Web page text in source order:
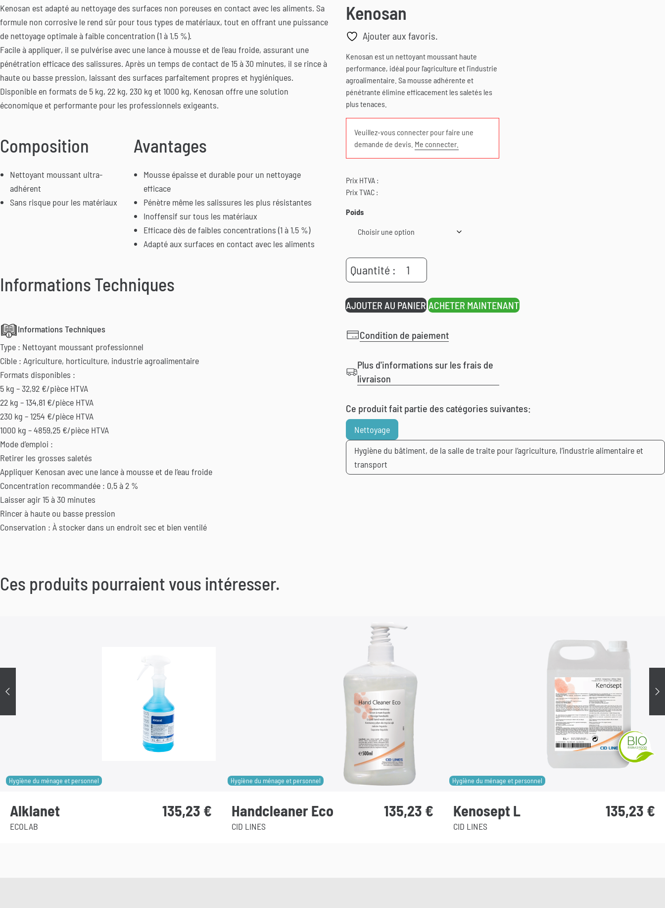
Kenosan
Ajouter aux favoris.
Kenosan est un nettoyant moussant haute
performance, idéal pour l’agriculture et l’industrie
agroalimentaire. Sa mousse adhérente et
pénétrante élimine efficacement les saletés les
plus tenaces.
Veuillez-vous connecter pour faire une
demande de devis. Me connecter.
Prix HTVA :
Prix TVAC :
Poids
Quantité : quantité
de
Kenosan
AJOUTER AU PANIER ACHETER MAINTENANT
Condition de paiement
Plus d'informations sur les frais de
livraison
Ce produit fait partie des catégories suivantes:
Nettoyage
Hygiène du bâtiment, de la salle de traite pour l’agriculture, l’industrie alimentaire et
transport
Kenosan est adapté au nettoyage des surfaces non poreuses en contact avec les aliments. Sa
formule non corrosive le rend sûr pour tous types de matériaux, tout en offrant une puissance
de nettoyage optimale à faible concentration (1 à 1,5 %).
Facile à appliquer, il se pulvérise avec une lance à mousse et de l’eau froide, assurant une
pénétration efficace des salissures. Après un temps de contact de 15 à 30 minutes, il se rince à
haute ou basse pression, laissant des surfaces parfaitement propres et hygiéniques.
Disponible en formats de 5 kg, 22 kg, 230 kg et 1000 kg, Kenosan offre une solution
économique et performante pour les professionnels exigeants.
Composition
Nettoyant moussant ultra-
adhérent
Sans risque pour les matériaux
Avantages
Mousse épaisse et durable pour un nettoyage
efficace
Pénètre même les salissures les plus résistantes
Inoffensif sur tous les matériaux
Efficace dès de faibles concentrations (1 à 1,5 %)
Adapté aux surfaces en contact avec les aliments
Informations Techniques
Informations Techniques
Type : Nettoyant moussant professionnel
Cible : Agriculture, horticulture, industrie agroalimentaire
Formats disponibles :
5 kg – 32,92 €/pièce HTVA
22 kg – 134,81 €/pièce HTVA
230 kg – 1254 €/pièce HTVA
1000 kg – 4859,25 €/pièce HTVA
Mode d’emploi :
Retirer les grosses saletés
Appliquer Kenosan avec une lance à mousse et de l’eau froide
Concentration recommandée : 0,5 à 2 %
Laisser agir 15 à 30 minutes
Rincer à haute ou basse pression
Conservation : À stocker dans un endroit sec et bien ventilé
Ces produits pourraient vous intéresser.
Hygiène du ménage et personnel
Alklanet
ECOLAB
135,23 €
Hygiène du ménage et personnel
Handcleaner Eco
CID LINES
135,23 €
Hygiène du ménage et personnel
Kenosept L
CID LINES
135,23 €
Précédent